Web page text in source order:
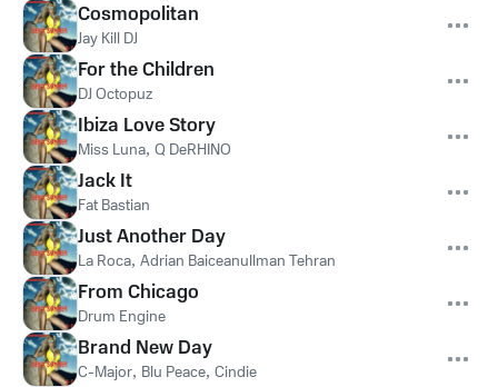
Cosmopolitan
Jay Kill DJ
For the Children
DJ Octopuz
Ibiza Love Story
Miss Luna, Q DeRHINO
Jack It
Fat Bastian
Just Another Day
La Roca, Adrian Baiceanullman Tehran
From Chicago
Drum Engine
Brand New Day
C-Major, Blu Peace, Cindie